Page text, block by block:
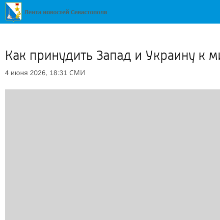
Как принудить Запад и Украину к
4 июня 2026, 18:31 СМИ